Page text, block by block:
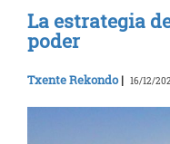
La estrategia
poder
Txente Rekondo| 16/12/